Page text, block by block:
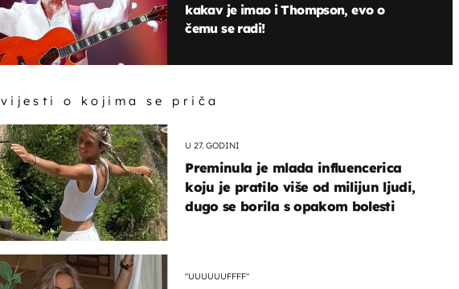
kakav je imao i Thompson, evo o
čemu se radi!
vijesti o kojima se priča
U 27. GODINI
Preminula je mlada influencerica
koju je pratilo više od milijun ljudi,
dugo se borila s opakom bolesti
"UUUUUUFFFF"